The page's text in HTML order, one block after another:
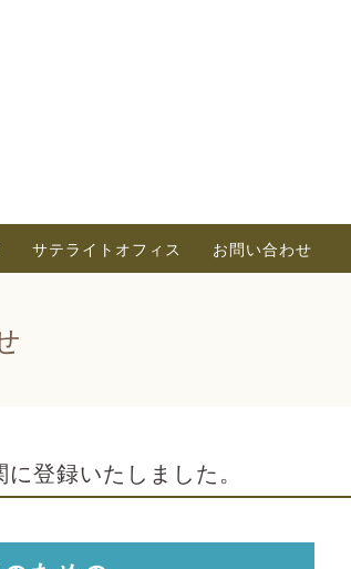
サテライトオフィス お問い合わせ
登録いたしました。